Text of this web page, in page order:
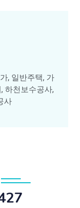
, 일반주택, 가
하천보수공사,
사